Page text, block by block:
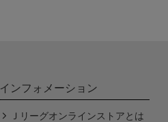
インフォメーション
Ｊリーグオンラインストアとは